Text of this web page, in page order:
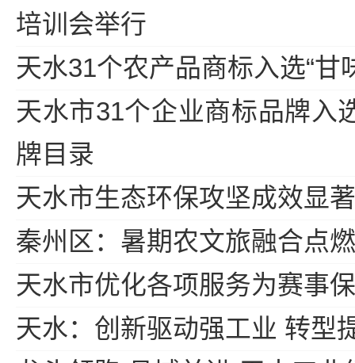
培训会举行
天水31个农产品商标入选“甘
天水市31个企业商标品牌入
牌目录
天水市生态环保攻坚成效显著
秦州区：暑期农文旅融合点
天水市优化各项服务为赛事
天水：创新驱动强工业 转型